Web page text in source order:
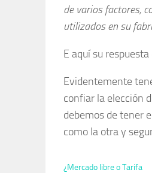
de varios factores,
utilizados en su
E aquí su
Evidentemente
confiar la elección
debemos de tener
como la otra y
¿Mercado libre o Tarifa